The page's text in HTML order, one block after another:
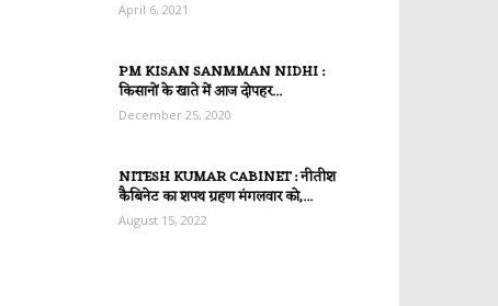
April 6, 2021
PM KISAN SANMMAN NIDHI :
किसानों के खाते में आज दोपहर...
December 25, 2020
NITESH KUMAR CABINET : नीतीश
कैबिनेट का शपथ ग्रहण मंगलवार को,...
August 15, 2022